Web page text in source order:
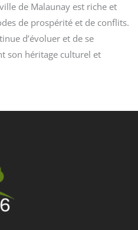
de Malaunay est riche et
de prospérité et de conflits.
d’évoluer et de se
son héritage culturel et